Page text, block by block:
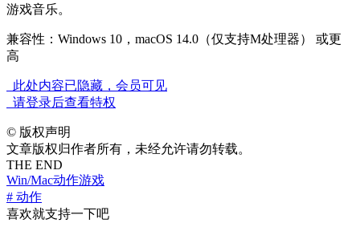
游戏音乐。
兼容性：Windows 10，macOS 14.0（仅支持M处理器） 或更
高
此处内容已隐藏，会员可见
请登录后查看特权
© 版权声明
文章版权归作者所有，未经允许请勿转载。
THE END
Win/Mac动作游戏
# 动作
喜欢就支持一下吧